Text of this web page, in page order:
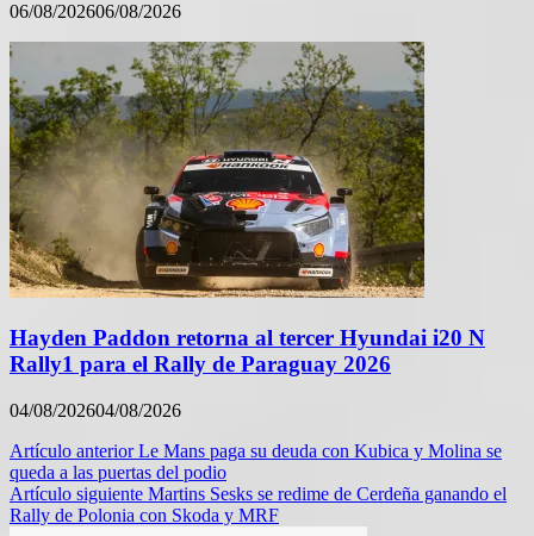
06/08/202606/08/2026
Hayden Paddon retorna al tercer Hyundai i20 N
Rally1 para el Rally de Paraguay 2026
04/08/202604/08/2026
Navegación
de
entradas
Artículo anterior Le Mans paga su deuda con Kubica y Molina se
queda a las puertas del podio
Artículo siguiente Martins Sesks se redime de Cerdeña ganando el
Rally de Polonia con Skoda y MRF